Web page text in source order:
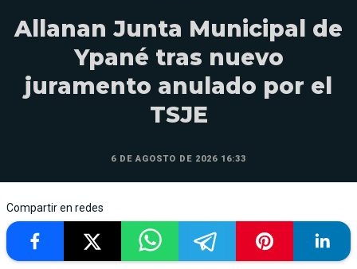
Allanan Junta Municipal de
Ypané tras nuevo
juramento anulado por el
TSJE
6 DE AGOSTO DE 2026 16:33
Compartir en redes